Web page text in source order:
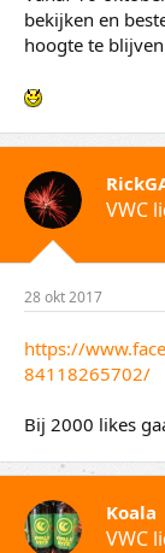
bekijken en
hoogte te
VWC
28 okt 2017
https://
84118265702/
Bij 2000 likes
Koala
VWC